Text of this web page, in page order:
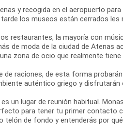
y recogida en el aeropuerto
los museos están cerrados
restaurantes, la mayoría con
de moda de la ciudad de Atenas
zona de ocio que realmente
de raciones, de esta forma
auténtico griego y disfrutarán
un lugar de reunión habitual.
para tener tu primer contacto
telón de fondo y entenderás por